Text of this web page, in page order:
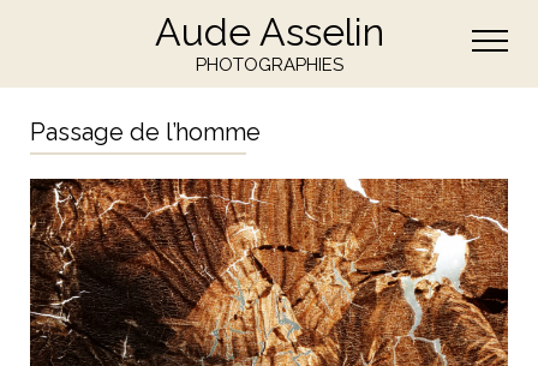
Aude Asselin
PHOTOGRAPHIES
Passage de l’homme